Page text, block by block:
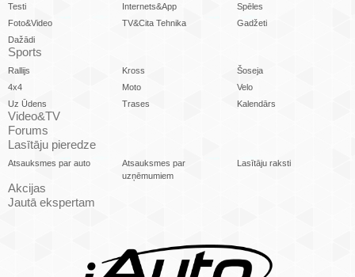
Testi
Internets&App
Spēles
Foto&Video
TV&Cita Tehnika
Gadžeti
Dažādi
Sports
Rallijs Kross
Šoseja
4x4
Moto
Velo
Uz Ūdens
Trases Kalendārs
Video&TV
Forums
Lasītāju pieredze
Atsauksmes par auto
Atsauksmes par
uzņēmumiem
Lasītāju raksti
Akcijas
Jautā ekspertam